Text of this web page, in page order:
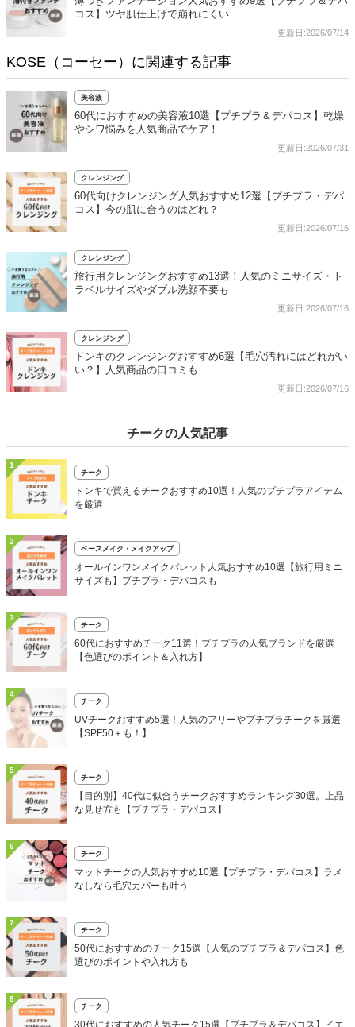
コス】ツヤ肌仕上げで崩れにくい
更新日:2026/07/14
KOSE（コーセー）に関連する記事
美容液
60代におすすめの美容液10選【プチプラ＆デパコス】乾燥
やシワ悩みを人気商品でケア！
更新日:2026/07/31
クレンジング
60代向けクレンジング人気おすすめ12選【プチプラ・デパ
コス】今の肌に合うのはどれ？
更新日:2026/07/16
クレンジング
旅行用クレンジングおすすめ13選！人気のミニサイズ・ト
ラベルサイズやダブル洗顔不要も
更新日:2026/07/16
クレンジング
ドンキのクレンジングおすすめ6選【毛穴汚れにはどれがい
い？】人気商品の口コミも
更新日:2026/07/16
チークの人気記事
1
チーク
ドンキで買えるチークおすすめ10選！人気のプチプラアイテム
を厳選
2
ベースメイク・メイクアップ
オールインワンメイクパレット人気おすすめ10選【旅行用ミニ
サイズも】プチプラ・デパコスも
3
チーク
60代におすすめチーク11選！プチプラの人気ブランドを厳選
【色選びのポイント＆入れ方】
4
チーク
UVチークおすすめ5選！人気のアリーやプチプラチークを厳選
【SPF50＋も！】
5
チーク
【目的別】40代に似合うチークおすすめランキング30選。上品
な見せ方も【プチプラ・デパコス】
6
チーク
マットチークの人気おすすめ10選【プチプラ・デパコス】ラメ
なしなら毛穴カバーも叶う
7
チーク
50代におすすめのチーク15選【人気のプチプラ＆デパコス】色
選びのポイントや入れ方も
8
チーク
30代におすすめの人気チーク15選【プチプラ＆デパコス】イエ